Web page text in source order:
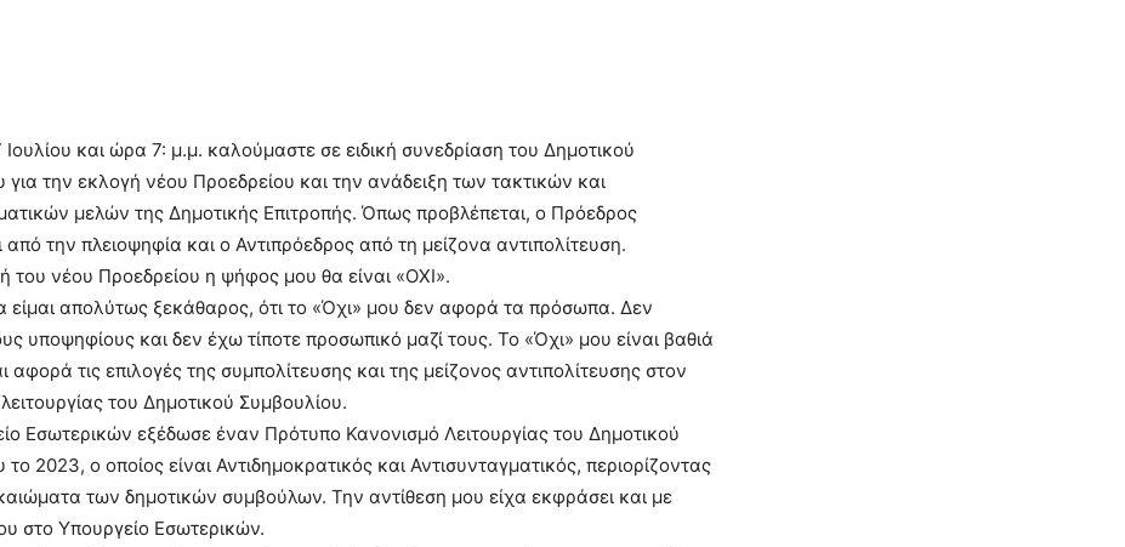
Ιουλίου και ώρα 7: μ.μ. καλούμαστε σε ειδική συνεδρίαση του Δημοτικού
για την εκλογή νέου Προεδρείου και την ανάδειξη των τακτικών και
μελών της Δημοτικής Επιτροπής. Όπως προβλέπεται, ο Πρόεδρος
από την πλειοψηφία και ο Αντιπρόεδρος από τη μείζονα αντιπολίτευση.
του νέου Προεδρείου η ψήφος μου θα είναι «ΟΧΙ».
είμαι απολύτως ξεκάθαρος, ότι το «Όχι» μου δεν αφορά τα πρόσωπα. Δεν
υποψηφίους και δεν έχω τίποτε προσωπικό μαζί τους. Το «Όχι» μου είναι βαθιά
αφορά τις επιλογές της συμπολίτευσης και της μείζονος αντιπολίτευσης στον
του Δημοτικού Συμβουλίου.
Εσωτερικών εξέδωσε έναν Πρότυπο Κανονισμό Λειτουργίας του Δημοτικού
το 2023, ο οποίος είναι Αντιδημοκρατικός και Αντισυνταγματικός, περιορίζοντας
των δημοτικών συμβούλων. Την αντίθεση μου είχα εκφράσει και με
στο Υπουργείο Εσωτερικών.